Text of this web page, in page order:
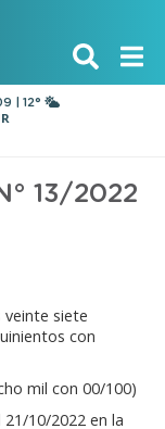
| 12°
13/2022
veinte siete
con
mil con 00/100)
10/2022 en la